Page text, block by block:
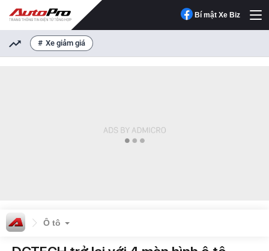
Bí mật Xe Biz
Xe giảm giá
Ô tô